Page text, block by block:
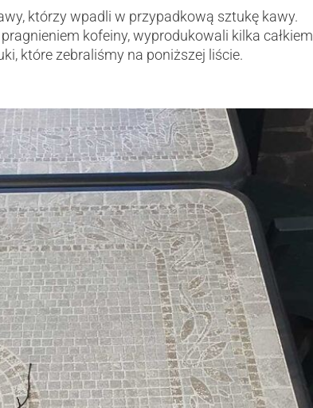
którzy wpadli w przypadkową sztukę kawy.
kofeiny, wyprodukowali kilka całkiem
które zebraliśmy na poniższej liście.